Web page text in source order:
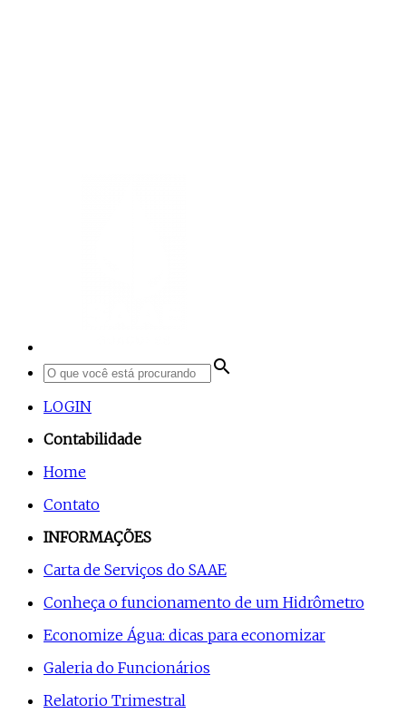
search
LOGIN
Contabilidade
Home
Contato
INFORMAÇÕES
Carta de Serviços do SAAE
Conheça o funcionamento de um Hidrômetro
Economize Água: dicas para economizar
Galeria do Funcionários
Relatorio Trimestral